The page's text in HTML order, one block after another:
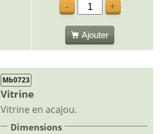
-
+
Ajouter
Mb0723
Vitrine
Vitrine en acajou.
Dimensions